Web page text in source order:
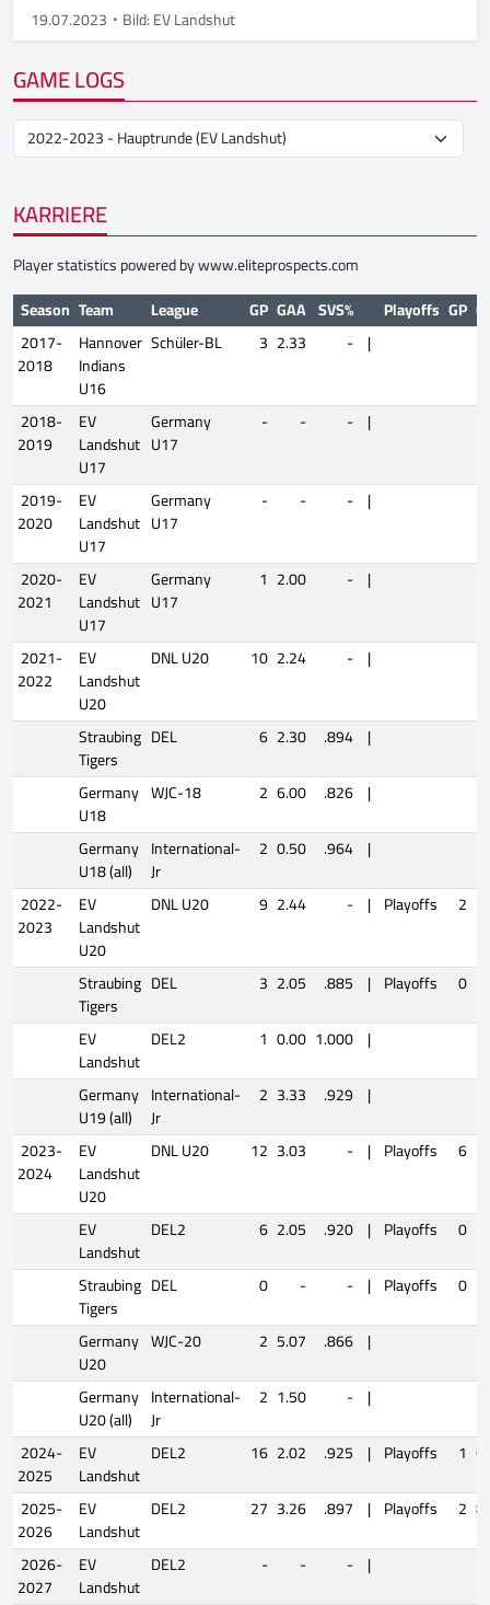
19.07.2023 Bild: EV Landshut
GAME LOGS
KARRIERE
Player statistics powered bywww.eliteprospects.com
Season Team League GP GAA SVS% Playoffs GP
2017-
2018
Hannover
Indians
U16
Schüler-BL 3 2.33 - |
2018-
2019
EV
Landshut
U17
Germany
U17
- - - |
2019-
2020
EV
Landshut
U17
Germany
U17
- - - |
2020-
2021
EV
Landshut
U17
Germany
U17
1 2.00 - |
2021-
2022
EV
Landshut
U20
DNL U20 10 2.24 - |
Straubing
Tigers
DEL 6 2.30 .894 |
Germany
U18
WJC-18 2 6.00 .826 |
Germany
U18 (all)
International-
Jr
2 0.50 .964 |
2022-
2023
EV
Landshut
U20
DNL U20 9 2.44 - | Playoffs 2
Straubing
Tigers
DEL 3 2.05 .885 | Playoffs
0
EV
Landshut
DEL2 1 0.00 1.000 |
Germany
U19 (all)
International-
Jr
2 3.33 .929 |
2023-
2024
EV
Landshut
U20
DNL U20 12 3.03 - | Playoffs 6
EV
Landshut
DEL2 6 2.05 .920 | Playoffs
0
Straubing
Tigers
DEL 0 - - | Playoffs
0
Germany
U20
WJC-20 2 5.07 .866 |
Germany
U20 (all)
International-
Jr
2 1.50 - |
2024-
2025
EV
Landshut
DEL2 16 2.02 .925 | Playoffs 1
2025-
2026
EV
Landshut
DEL2 27 3.26 .897 | Playoffs 2
2026-
2027
EV
Landshut
DEL2 - - - |